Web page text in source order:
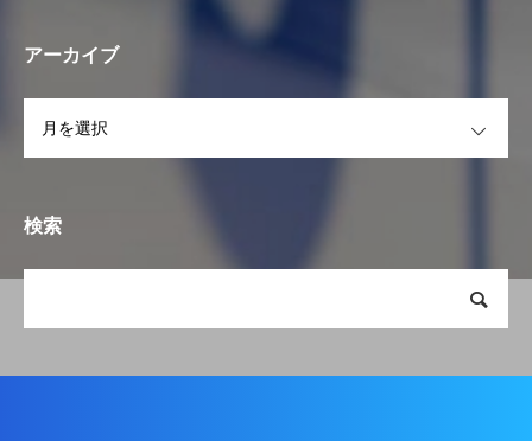
アーカイブ
検索